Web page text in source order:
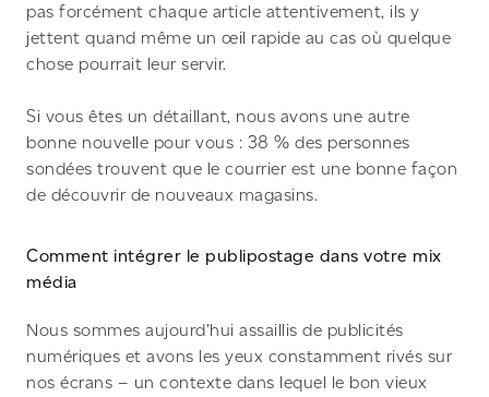
pas forcément chaque article attentivement, ils y
jettent quand même un œil rapide au cas où quelque
chose pourrait leur servir.
Si vous êtes un détaillant, nous avons une autre
bonne nouvelle pour vous : 38 % des personnes
sondées trouvent que le courrier est une bonne façon
de découvrir de nouveaux magasins.
Comment intégrer le publipostage dans votre mix
média
Nous sommes aujourd’hui assaillis de publicités
numériques et avons les yeux constamment rivés sur
nos écrans – un contexte dans lequel le bon vieux